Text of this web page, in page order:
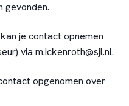
gevonden.
je contact opnemen
via m.ickenroth@sjl.nl.
opgenomen over